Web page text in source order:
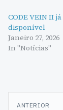
CODE VEIN II já
disponível
Janeiro 27, 2026
In "Notícias"
Navegação
ANTERIOR